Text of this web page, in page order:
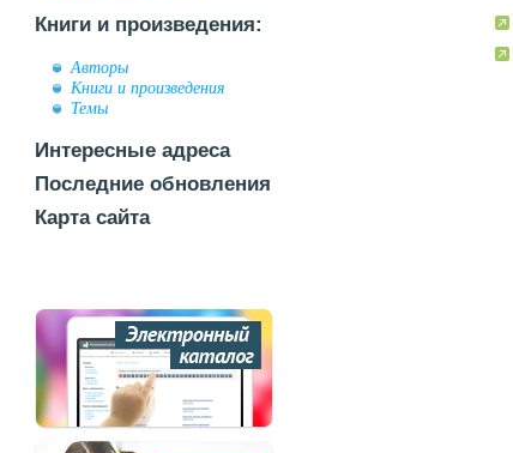
Книги и произведения:
Авторы
Книги и произведения
Темы
Интересные адреса
Последние обновления
Карта сайта